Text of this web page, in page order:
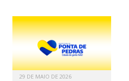
29 DE MAIO DE 2026